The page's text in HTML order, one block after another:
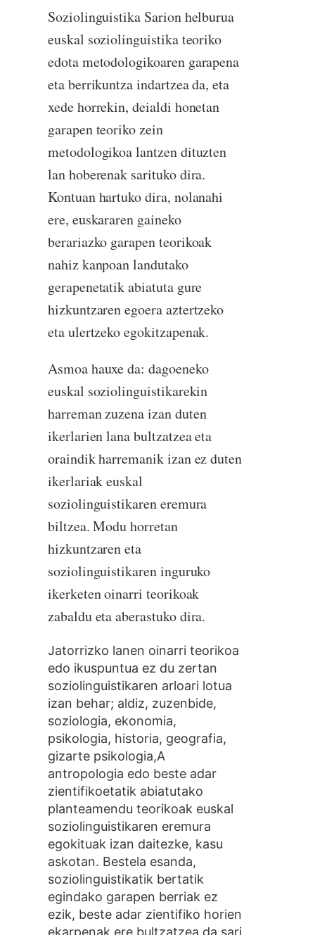
Soziolinguistika Sarion helburua
euskal soziolinguistika teoriko
edota metodologikoaren garapena
eta berrikuntza indartzea da, eta
xede horrekin, deialdi honetan
garapen teoriko zein
metodologikoa lantzen dituzten
lan hoberenak sarituko dira.
Kontuan hartuko dira, nolanahi
ere, euskararen gaineko
berariazko garapen teorikoak
nahiz kanpoan landutako
gerapenetatik abiatuta gure
hizkuntzaren egoera aztertzeko
eta ulertzeko egokitzapenak.
Asmoa hauxe da: dagoeneko
euskal soziolinguistikarekin
harreman zuzena izan duten
ikerlarien lana bultzatzea eta
oraindik harremanik izan ez duten
ikerlariak euskal
soziolinguistikaren eremura
biltzea. Modu horretan
hizkuntzaren eta
soziolinguistikaren inguruko
ikerketen oinarri teorikoak
zabaldu eta aberastuko dira.
Jatorrizko lanen oinarri teorikoa
edo ikuspuntua ez du zertan
soziolinguistikaren arloari lotua
izan behar; aldiz, zuzenbide,
soziologia, ekonomia,
psikologia, historia, geografia,
gizarte psikologia,A
antropologia edo beste adar
zientifikoetatik abiatutako
planteamendu teorikoak euskal
soziolinguistikaren eremura
egokituak izan daitezke, kasu
askotan. Bestela esanda,
soziolinguistikatik bertatik
egindako garapen berriak ez
ezik, beste adar zientifiko horien
ekarpenak ere bultzatzea da sari